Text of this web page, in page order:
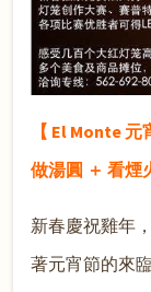
【 El Monte
做湯圓 ＋ 看煙
新春慶祝雞年
著元宵節的來